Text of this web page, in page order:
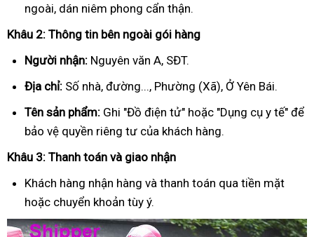
ngoài, dán niêm phong cẩn thận.
Khâu 2: Thông tin bên ngoài gói hàng
Người nhận: Nguyên văn A, SĐT.
Địa chỉ: Số nhà, đường..., Phường (Xã), Ở Yên Bái.
Tên sản phẩm: Ghi "Đồ điện tử" hoặc "Dụng cụ y tế" để
bảo vệ quyền riêng tư của khách hàng.
Khâu 3: Thanh toán và giao nhận
Khách hàng nhận hàng và thanh toán qua tiền mặt
hoặc chuyển khoản tùy ý.